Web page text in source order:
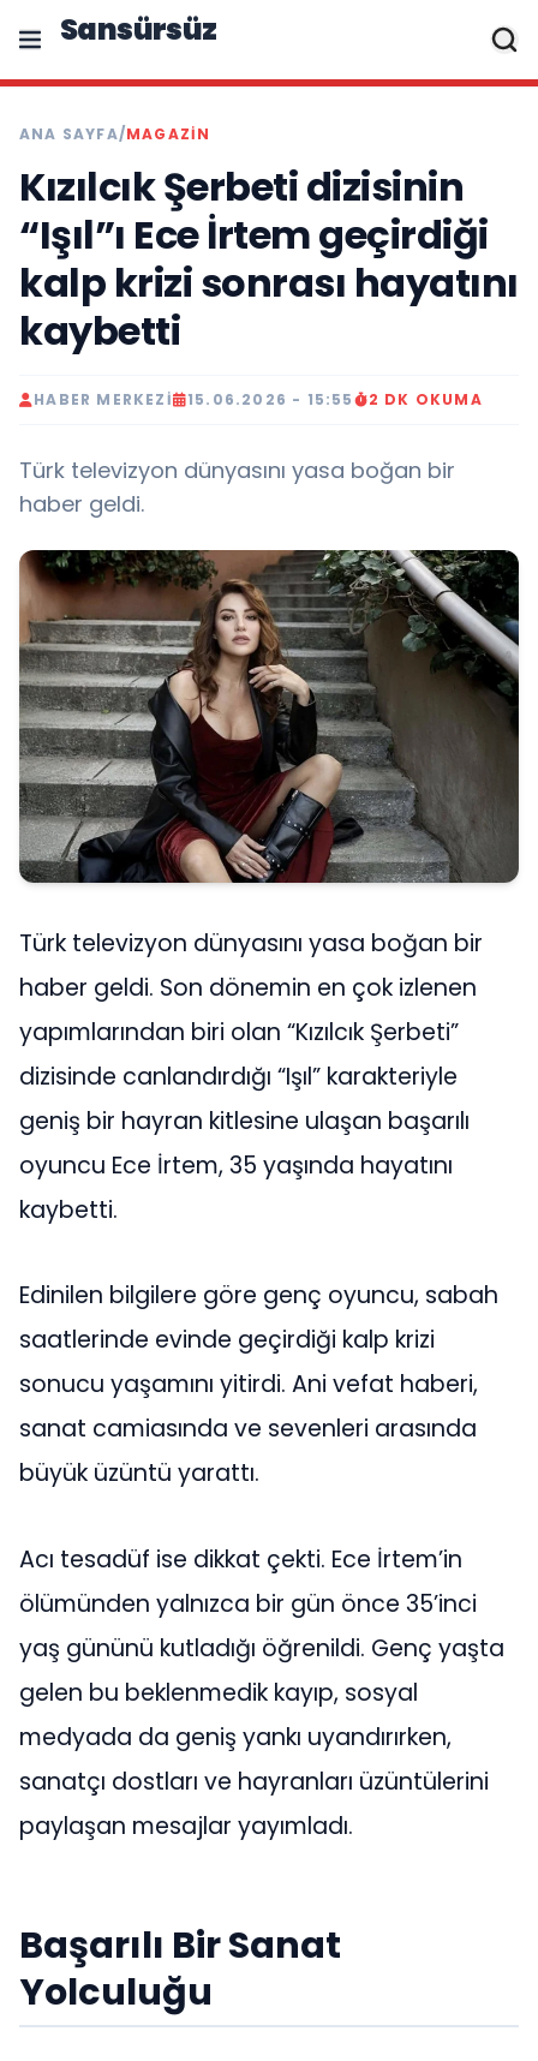
Sansürsüz
ANA SAYFA/MAGAZIN
Kızılcık Şerbeti dizisinin
“Işıl”ı Ece İrtem geçirdiği
kalp krizi sonrası hayatını
kaybetti
HABER MERKEZI 15.06.2026 - 15:55 2 DK OKUMA
Türk televizyon dünyasını yasa boğan bir
haber geldi.
Türk televizyon dünyasını yasa boğan bir
haber geldi. Son dönemin en çok izlenen
yapımlarından biri olan “Kızılcık Şerbeti”
dizisinde canlandırdığı “Işıl” karakteriyle
geniş bir hayran kitlesine ulaşan başarılı
oyuncu Ece İrtem, 35 yaşında hayatını
kaybetti.
Edinilen bilgilere göre genç oyuncu, sabah
saatlerinde evinde geçirdiği kalp krizi
sonucu yaşamını yitirdi. Ani vefat haberi,
sanat camiasında ve sevenleri arasında
büyük üzüntü yarattı.
Acı tesadüf ise dikkat çekti. Ece İrtem’in
ölümünden yalnızca bir gün önce 35’inci
yaş gününü kutladığı öğrenildi. Genç yaşta
gelen bu beklenmedik kayıp, sosyal
medyada da geniş yankı uyandırırken,
sanatçı dostları ve hayranları üzüntülerini
paylaşan mesajlar yayımladı.
Başarılı Bir Sanat
Yolculuğu